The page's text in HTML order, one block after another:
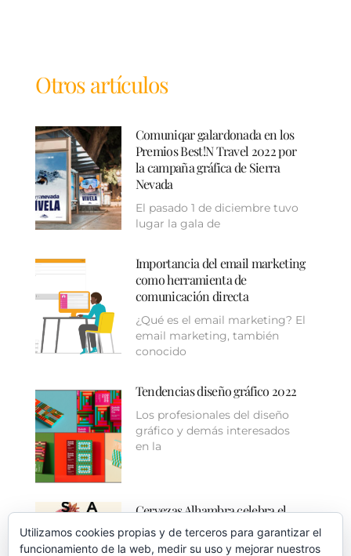
Otros artículos
Comuniqar galardonada en los
Premios Best!N Travel 2022 por
la campaña gráfica de Sierra
Nevada
El pasado 1 de diciembre tuvo
lugar la gala de
Importancia del email marketing
como herramienta de
comunicación directa
¿Qué es el email marketing? El
email marketing, también
conocido
Tendencias diseño gráfico 2022
Los profesionales del diseño
gráfico y demás interesados
en la
Cervezas Alhambra celebra el
certamen gastronómico Saborea
Sin Prisa Granada
Utilizamos cookies propias y de terceros para garantizar el
funcionamiento de la web, medir su uso y mejorar nuestros